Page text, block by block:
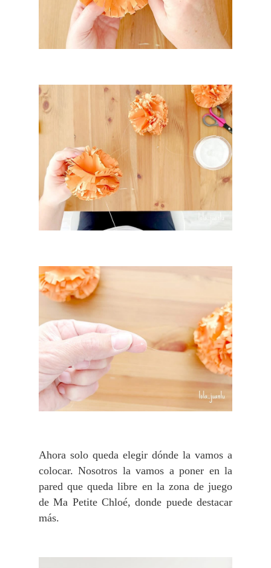
Ahora solo queda elegir dónde la vamos a
colocar. Nosotros la vamos a poner en la
pared que queda libre en la zona de juego
de Ma Petite Chloé, donde puede destacar
más.